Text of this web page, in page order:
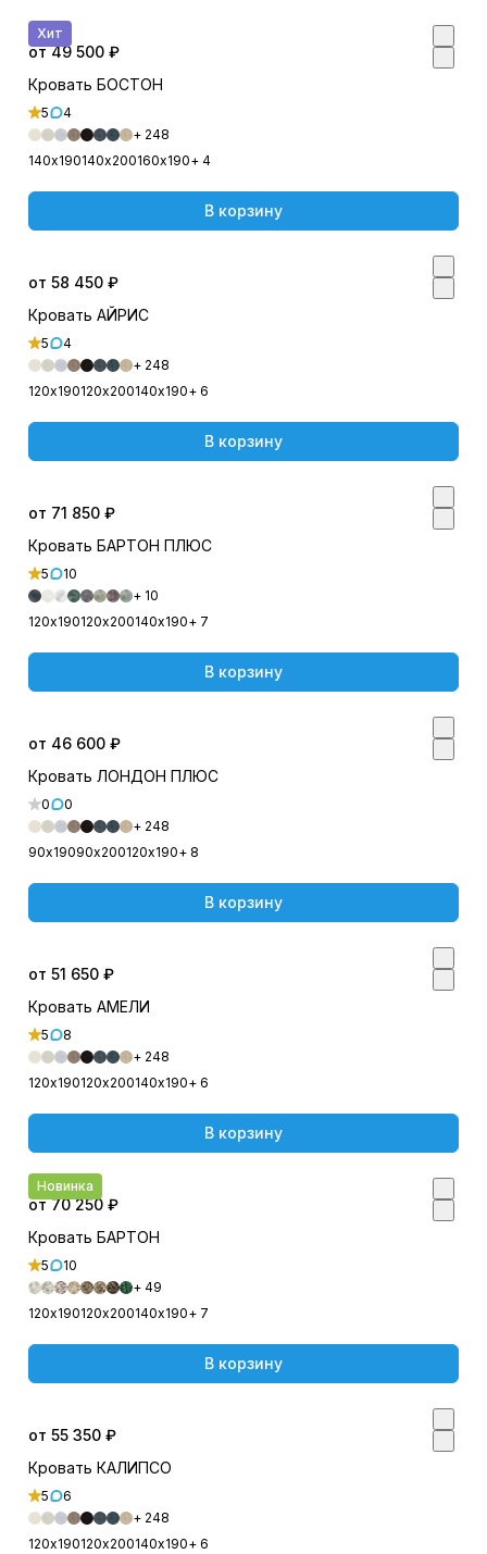
Хит
от 49 500 ₽
Кровать БОСТОН
5
4
+ 248
140х190140х200160х190+ 4
В корзину
от 58 450 ₽
Кровать АЙРИС
5
4
+ 248
120х190120х200140х190+ 6
В корзину
от 71 850 ₽
Кровать БАРТОН ПЛЮС
5
10
+ 10
120х190120х200140х190+ 7
В корзину
от 46 600 ₽
Кровать ЛОНДОН ПЛЮС
0
0
+ 248
90х19090х200120х190+ 8
В корзину
от 51 650 ₽
Кровать АМЕЛИ
5
8
+ 248
120х190120х200140х190+ 6
В корзину
Новинка
от 70 250 ₽
Кровать БАРТОН
5
10
+ 49
120х190120х200140х190+ 7
В корзину
от 55 350 ₽
Кровать КАЛИПСО
5
6
+ 248
120х190120х200140х190+ 6